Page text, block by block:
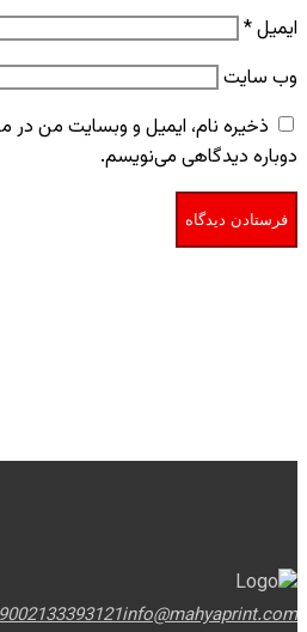
ایمیل*
وب‌ سایت
ذخیره نام، ایمیل و وبسایت من در
دوباره دیدگاهی می‌نویسم.
02133393121info@mahyaprint.com